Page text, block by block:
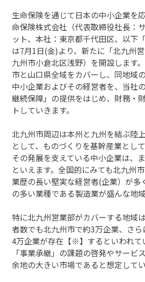
生命保険を通じて日本の中小企業を
命保険株式会社（代表取締役社長：
ット、本社：東京都千代田区、以下
は7月1日(金)より、新たに「北九州
九州市小倉北区浅野）を開設します
市と山口県全域をカバーし、同地域
中小企業およびその経営者を、当社
継続保障」の提供をはじめ、財務・
トしていきます。
北九州市周辺は本州と九州を結ぶ陸
として、ものづくりを基幹産業とし
その発展を支えている中小企業は、
といえます。全国的にみても北九州
業歴の長い堅実な経営者(企業）が多
の多い業種である製造業が盛んな地域
特に北九州営業部がカバーする地域
者数でも北九州市で約3万企業、さ
4万企業が存在【※】するといわれて
「事業承継」の課題の啓発やサービ
余地の大きい市場であると想定してい